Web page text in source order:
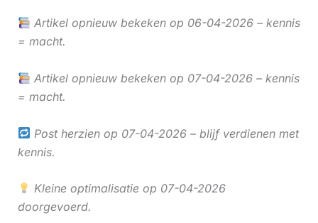
Artikel opnieuw bekeken op 06-04-2026 – kennis
= macht.
Artikel opnieuw bekeken op 07-04-2026 – kennis
= macht.
Post herzien op 07-04-2026 – blijf verdienen met
kennis.
Kleine optimalisatie op 07-04-2026
doorgevoerd.